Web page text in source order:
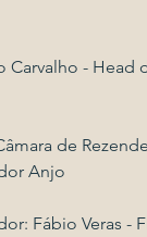
Carvalho - Head
de
Anjo
Fábio Veras -